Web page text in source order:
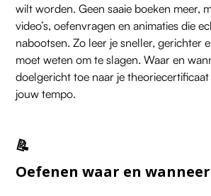
wilt worden. Geen saaie boeken meer,
video’s, oefenvragen en animaties die
nabootsen. Zo leer je sneller, gerichter
moet weten om te slagen. Waar en
doelgericht toe naar je
jouw tempo.
📝
Oefenen waar en